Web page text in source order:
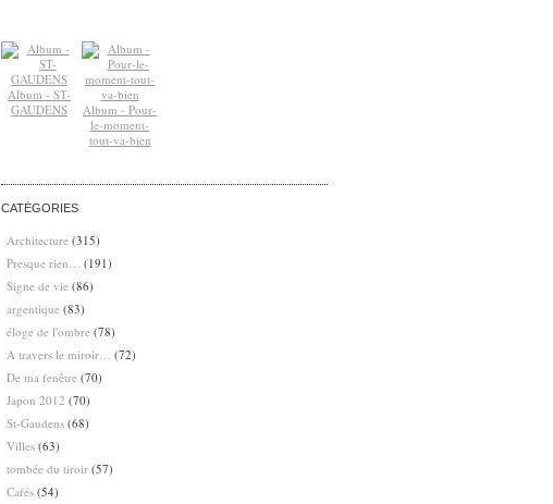
Album - ST-
GAUDENS
Album - Pour-
le-moment-
tout-va-bien
CATÉGORIES
Architecture (315)
Presque rien…
(191)
Signe de vie (86)
argentique (83)
éloge de l'ombre (78)
A travers le miroir…
(72)
De ma fenêtre (70)
Japon 2012 (70)
St-Gaudens (68)
Villes (63)
tombée du tiroir (57)
Cafés (54)